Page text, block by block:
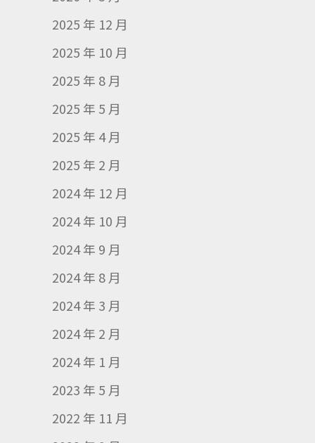
2025 年 12 月
2025 年 10 月
2025 年 8 月
2025 年 5 月
2025 年 4 月
2025 年 2 月
2024 年 12 月
2024 年 10 月
2024 年 9 月
2024 年 8 月
2024 年 3 月
2024 年 2 月
2024 年 1 月
2023 年 5 月
2022 年 11 月